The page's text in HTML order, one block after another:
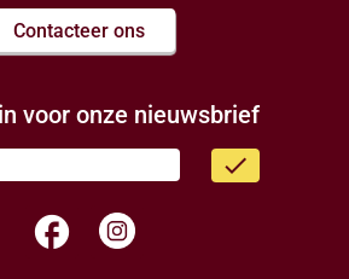
Contacteer ons
voor onze nieuwsbrief
done
facebook